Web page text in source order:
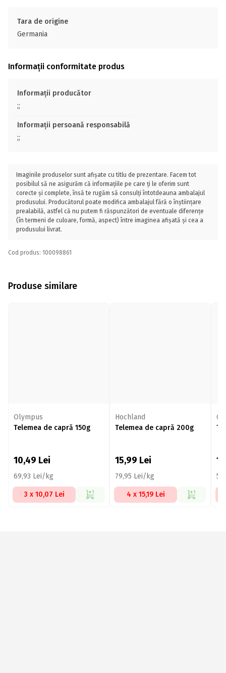
Tara de origine
Germania
Informații conformitate produs
Informații producător
;;
Informații persoană responsabilă
;;
Imaginile produselor sunt afișate cu titlu de prezentare. Facem tot
posibilul să ne asigurăm că informațiile pe care ți le oferim sunt
corecte și complete, însă te rugăm să consulți întotdeauna ambalajul
produsului. Producătorul poate modifica ambalajul fără o înștiințare
prealabilă, astfel că nu putem fi răspunzători de eventuale diferențe
(în termeni de culoare, formă, aspect) între imaginea afișată și cea a
produsului livrat.
Cod produs: 100098861
Produse similare
Olympus
Telemea de capră 150g
10,49 Lei
69,93 Lei/kg
3 x 10,07 Lei
Hochland
Telemea de capră 200g
15,99 Lei
79,95 Lei/kg
4 x 15,19 Lei